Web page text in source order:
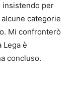
insistendo per
categorie
Mi confronterò
Lega è
concluso.